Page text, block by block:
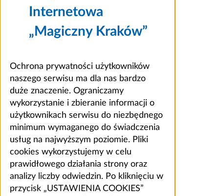
Internetowa
„Magiczny Kraków”
Ochrona prywatności użytkowników
naszego serwisu ma dla nas bardzo
duże znaczenie. Ograniczamy
wykorzystanie i zbieranie informacji o
użytkownikach serwisu do niezbędnego
minimum wymaganego do świadczenia
usług na najwyższym poziomie. Pliki
cookies wykorzystujemy w celu
prawidłowego działania strony oraz
analizy liczby odwiedzin. Po kliknięciu w
przycisk „USTAWIENIA COOKIES”